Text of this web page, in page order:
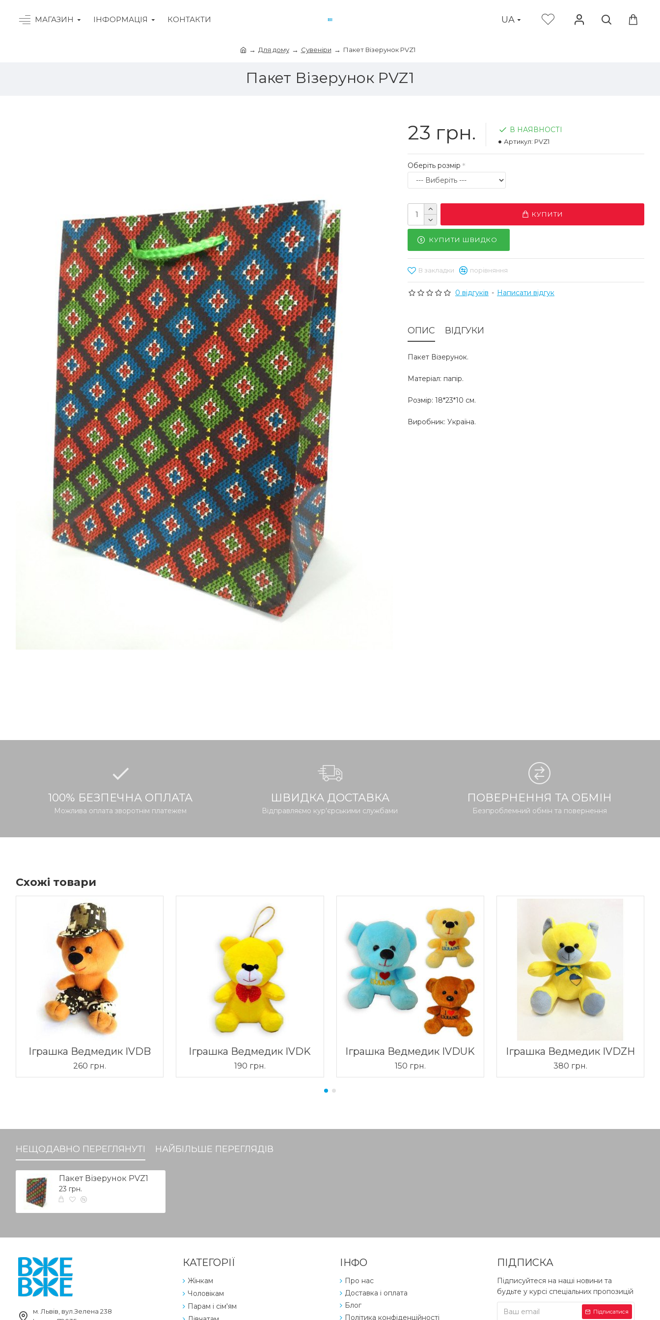
МАГАЗИН ІНФОРМАЦІЯ КОНТАКТИ UA
Для дому Сувеніри Пакет Візерунок PVZ1
Пакет Візерунок PVZ1
0 відгуків - Написати відгук
23 грн. В НАЯВНОСТІ
Артикул: PVZ1
Оберіть розмір
КУПИТИ
КУПИТИ ШВИДКО
В закладки порівняння
ОПИС ВІДГУКИ
Пакет Візерунок.
Матеріал: папір.
Розмір: 18*23*10 см.
Виробник: Україна.
100% БЕЗПЕЧНА ОПЛАТА
Можлива оплата зворотнім платежем
ШВИДКА ДОСТАВКА
Відправляємо кур'єрськими службами
ПОВЕРНЕННЯ ТА ОБМІН
Безпроблемний обмін та повернення
Схожі товари
Іграшка Ведмедик IVDB
260 грн.
Іграшка Ведмедик IVDK
190 грн.
Іграшка Ведмедик IVDUK
150 грн.
Іграшка Ведмедик IVDZH
380 грн.
НЕЩОДАВНО ПЕРЕГЛЯНУТІ НАЙБІЛЬШЕ ПЕРЕГЛЯДІВ
Пакет Візерунок PVZ1
23 грн.
м. Львів, вул.Зелена 238
КАТЕГОРІЇ
Жінкам
Чоловікам
Парам і сім'ям
ІНФО
Про нас
Доставка і оплата
Блог
Політика конфіденційності
ПІДПИСКА
Підписуйтеся на наші новини та
будьте у курсі спеціальних пропозицій
Підписатися